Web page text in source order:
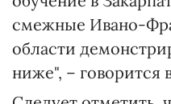
смежные Ивано-
области
ниже", – говорится